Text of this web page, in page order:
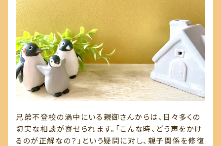
兄弟不登校の渦中にいる親御さんからは、日々多くの
切実な相談が寄せられます。「こんな時、どう声をかけ
るのが正解なの？」という疑問に対し、親子関係を修復